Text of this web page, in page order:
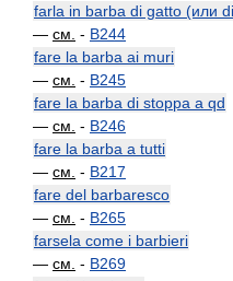
farla in barba di gatto (или
— см. - B244
fare la barba ai muri
— см. - B245
fare la barba di stoppa a qd
— см. - B246
fare la barba a tutti
— см. - B217
fare del barbaresco
— см. - B265
farsela come i barbieri
— см. - B269